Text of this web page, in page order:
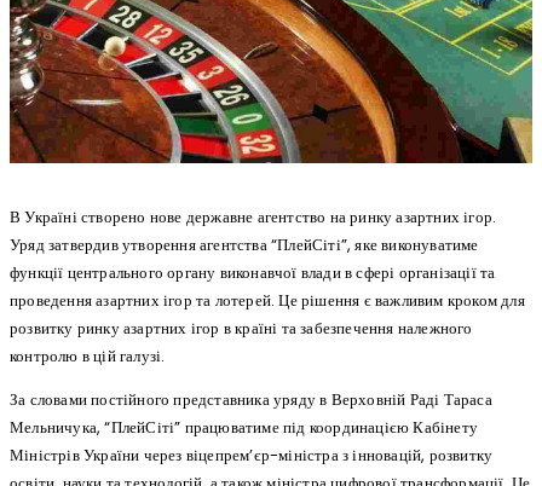
В Україні створено нове державне агентство на ринку азартних ігор.
Уряд затвердив утворення агентства “ПлейСіті”, яке виконуватиме
функції центрального органу виконавчої влади в сфері організації та
проведення азартних ігор та лотерей. Це рішення є важливим кроком для
розвитку ринку азартних ігор в країні та забезпечення належного
контролю в цій галузі.
За словами постійного представника уряду в Верховній Раді Тараса
Мельничука, “ПлейСіті” працюватиме під координацією Кабінету
Міністрів України через віцепрем’єр-міністра з інновацій, розвитку